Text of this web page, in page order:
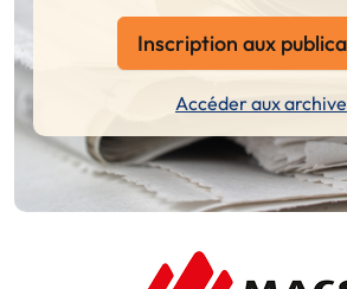
Inscription aux
Accéder aux